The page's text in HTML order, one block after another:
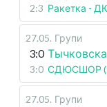
2:3 Ракетка -
27.05. Групи
3:0
3:0 СДЮСШОР
27.05. Групи